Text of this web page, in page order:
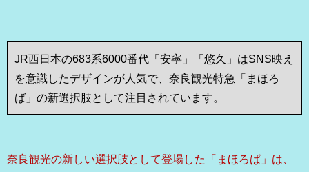
JR西日本の683系6000番代「安寧」「悠久」はSNS映え
を意識したデザインが人気で、奈良観光特急「まほろ
ば」の新選択肢として注目されています。
奈良観光の新しい選択肢として登場した「まほろば」は、